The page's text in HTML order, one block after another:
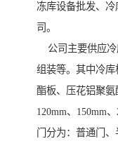
冻库设备批发、
司。
公司主要供应冷
组装等。其中冷
酯板、压花铝聚氨
120mm、150mm
门分为：普通门、